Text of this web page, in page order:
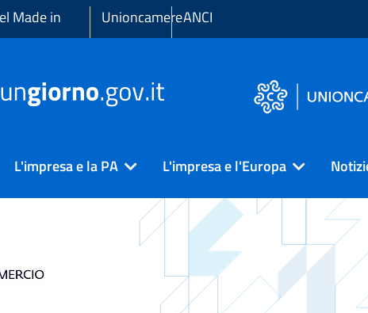
Made in
UnioncamereANCI
L'impresa e la PA L'impresa e l'Europa